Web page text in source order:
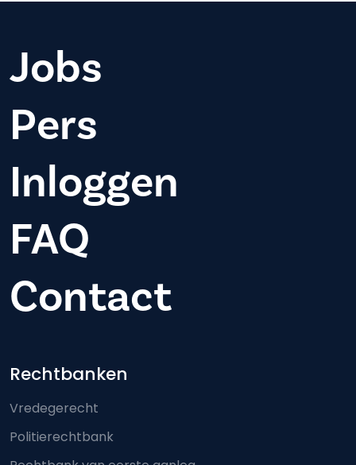
Jobs
Pers
Inloggen
FAQ
Contact
Footer-menu
Rechtbanken
Vredegerecht
Politierechtbank